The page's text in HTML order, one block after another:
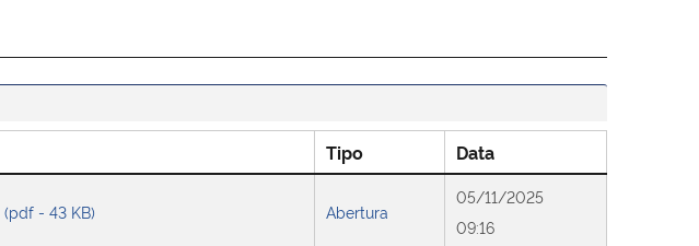
Tipo Data
(pdf - 43 KB) Abertura
05/11/2025
09:16